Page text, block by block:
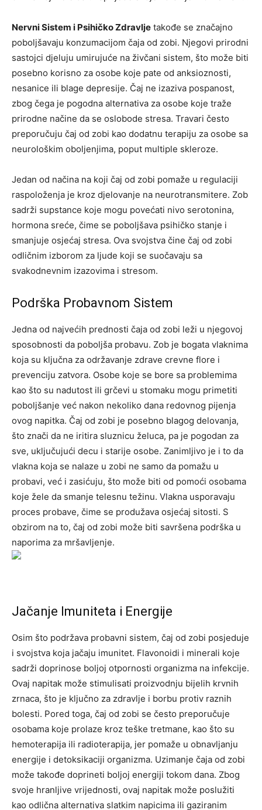
Nervni Sistem i Psihičko Zdravlje takođe se značajno
poboljšavaju konzumacijom čaja od zobi. Njegovi prirodni
sastojci djeluju umirujuće na živčani sistem, što može biti
posebno korisno za osobe koje pate od anksioznosti,
nesanice ili blage depresije. Čaj ne izaziva pospanost,
zbog čega je pogodna alternativa za osobe koje traže
prirodne načine da se oslobode stresa. Travari često
preporučuju čaj od zobi kao dodatnu terapiju za osobe sa
neurološkim oboljenjima, poput multiple skleroze.
Jedan od načina na koji čaj od zobi pomaže u regulaciji
raspoloženja je kroz djelovanje na neurotransmitere. Zob
sadrži supstance koje mogu povećati nivo serotonina,
hormona sreće, čime se poboljšava psihičko stanje i
smanjuje osjećaj stresa. Ova svojstva čine čaj od zobi
odličnim izborom za ljude koji se suočavaju sa
svakodnevnim izazovima i stresom.
Podrška Probavnom Sistem
Jedna od najvećih prednosti čaja od zobi leži u njegovoj
sposobnosti da poboljša probavu. Zob je bogata vlaknima
koja su ključna za održavanje zdrave crevne flore i
prevenciju zatvora. Osobe koje se bore sa problemima
kao što su nadutost ili grčevi u stomaku mogu primetiti
poboljšanje već nakon nekoliko dana redovnog pijenja
ovog napitka. Čaj od zobi je posebno blagog delovanja,
što znači da ne iritira sluznicu želuca, pa je pogodan za
sve, uključujući decu i starije osobe. Zanimljivo je i to da
vlakna koja se nalaze u zobi ne samo da pomažu u
probavi, već i zasićuju, što može biti od pomoći osobama
koje žele da smanje telesnu težinu. Vlakna usporavaju
proces probave, čime se produžava osjećaj sitosti. S
obzirom na to, čaj od zobi može biti savršena podrška u
naporima za mršavljenje.
Jačanje Imuniteta i Energije
Osim što podržava probavni sistem, čaj od zobi posjeduje
i svojstva koja jačaju imunitet. Flavonoidi i minerali koje
sadrži doprinose boljoj otpornosti organizma na infekcije.
Ovaj napitak može stimulisati proizvodnju bijelih krvnih
zrnaca, što je ključno za zdravlje i borbu protiv raznih
bolesti. Pored toga, čaj od zobi se često preporučuje
osobama koje prolaze kroz teške tretmane, kao što su
hemoterapija ili radioterapija, jer pomaže u obnavljanju
energije i detoksikaciji organizma. Uzimanje čaja od zobi
može takođe doprineti boljoj energiji tokom dana. Zbog
svoje hranljive vrijednosti, ovaj napitak može poslužiti
kao odlična alternativa slatkim napicima ili gaziranim